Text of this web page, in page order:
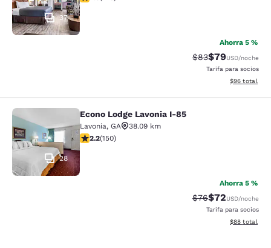
37
Ahorra 5 %
Precio tachado:
$83Precio con
$79USD/noche
Tarifa para socios
Ver detalles
$96 total
Econo Lodge Lavonia I-85
28
Econo Lodge Lavonia I-85
Lavonia, GA
38.09 km
calificación de 2.21 estrellas. Feria. 150 reseñas
2.2(150)
Ahorra 5 %
Precio tachado:
$76Precio con
$72USD/noche
Tarifa para socios
Ver detalles
$88 total